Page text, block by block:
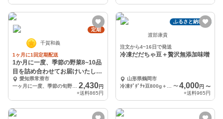
定期
千賀和義
1ヶ月に1回定期配送
1か月に一度、季節の野菜8~10品
目を詰め合わせてお届けいたしま
す 愛知県常滑市
2,430円
+送料865円
ふるさと納税可
渡部康貴
注文から4~16日で発送
冷凍だだちゃ豆＋贅沢無添加味噌
山形県鶴岡市
〜4,000円 〜
+送料965円